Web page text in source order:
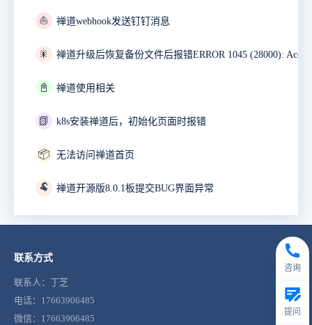
⛵ 禅道webhook发送钉钉消息
🎇
📓 禅道使用相关
📗 k8s安装禅道后，初始化页面时报错
📦 无法访问禅道首页
🐏 禅道开源版8.0.1板提交BUG界面异常
联系方式
联系人：丁芝
电话：17663906485
微信：17663906485
咨询
提问